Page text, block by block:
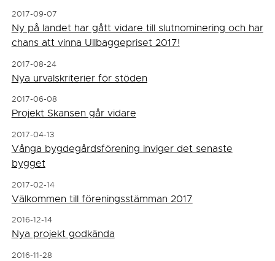
2017-09-07
Ny på landet har gått vidare till slutnominering och har
chans att vinna Ullbaggepriset 2017!
2017-08-24
Nya urvalskriterier för stöden
2017-06-08
Projekt Skansen går vidare
2017-04-13
Vånga bygdegårdsförening inviger det senaste
bygget
2017-02-14
Välkommen till föreningsstämman 2017
2016-12-14
Nya projekt godkända
2016-11-28